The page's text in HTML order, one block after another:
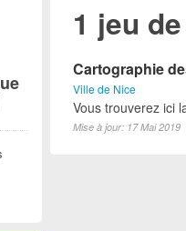
1 jeu
Cartographie
Ville de Nice
Vous trouverez ici
Mise à jour: 17 Mai 2019